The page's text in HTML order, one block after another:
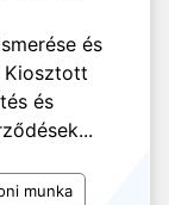
és
Kiosztott
és
munka